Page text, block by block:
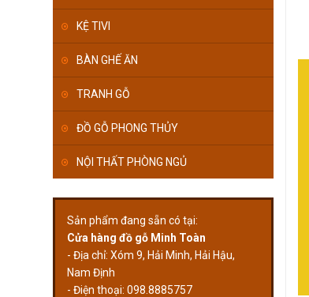
KỆ TIVI
BÀN GHẾ ĂN
TRANH GỖ
ĐỒ GỖ PHONG THỦY
NỘI THẤT PHÒNG NGỦ
Sản phẩm đang sẵn có tại:
Cửa hàng đồ gỗ Minh Toàn
- Địa chỉ: Xóm 9, Hải Minh, Hải Hậu,
Nam Định
- Điện thoại: 098.8885757